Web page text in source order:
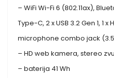
– WiFi Wi-Fi 6 (802.11ax),
Type-C, 2 x USB 3.2 Gen 1, 1
microphone combo jack
– HD web kamera, stereo
– baterija 41 Wh